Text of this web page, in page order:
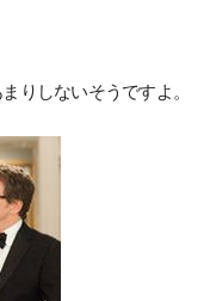
りしないそうですよ。